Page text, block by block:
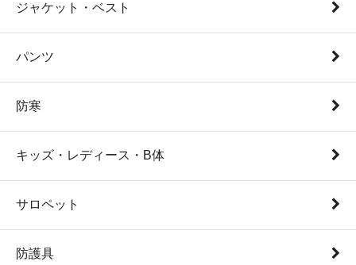
ジャケット・ベスト
パンツ
防寒
キッズ・レディース・B体
サロペット
防護具